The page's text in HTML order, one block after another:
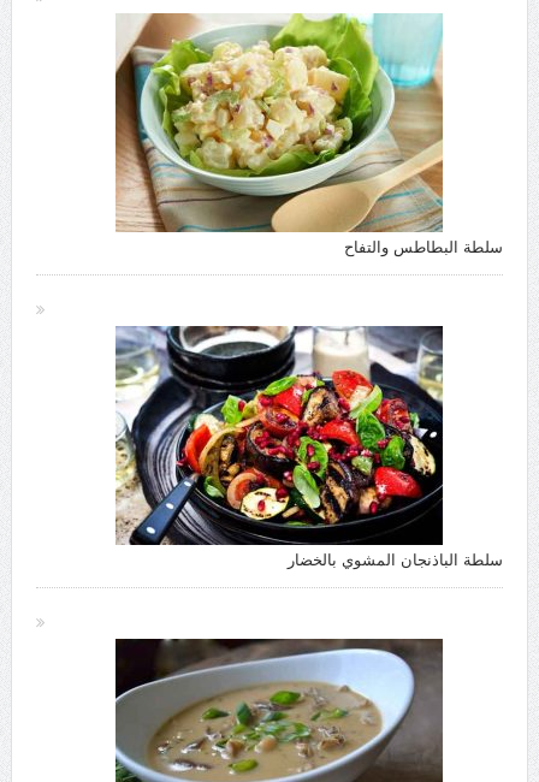
سلطة البطاطس والتفاح
سلطة الباذنجان المشوي بالخضار